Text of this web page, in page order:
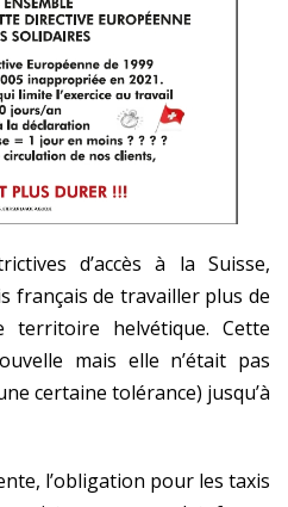
d’accès à la Suisse,
français de travailler plus de
helvétique. Cette
mais elle n’était pas
certaine tolérance) jusqu’à
l’obligation pour les taxis